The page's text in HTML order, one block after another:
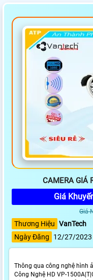
CAMERA GIÁ
Giá
Giá
Thương Hiệu VanTech
Ngày Đăng
12/27/2023
Thông qua công nghệ hình
Công Nghệ HD VP-